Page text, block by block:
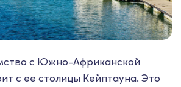
с Южно-Африканской
с ее столицы Кейптауна. Это